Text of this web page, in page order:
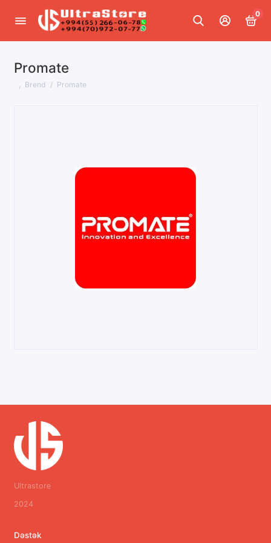
0
Promate
Brend Promate
Ultrastore
2024
Dəstək